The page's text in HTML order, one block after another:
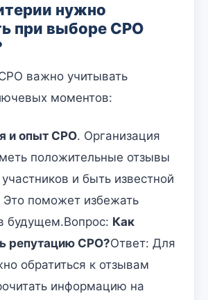
нужно
при выборе СРО
важно учитывать
моментов:
и опыт СРО. Организация
положительные отзывы
участников и быть известной
Это поможет избежать
будущем.Вопрос: Как
репутацию СРО?Ответ: Для
обратиться к отзывам
информацию на